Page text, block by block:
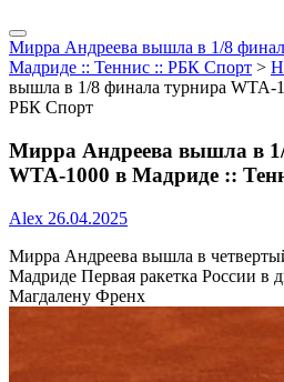
Мирра Андреева вышла в 1/8
Мадриде :: Теннис :: РБК Спорт >
вышла в 1/8 финала турнира WTA-
РБК Спорт
Мирра Андреева вышла в
WTA-1000 в Мадриде ::
Alex 26.04.2025
Мирра Андреева вышла в
Мадриде Первая ракетка России в
Магдалену Френх